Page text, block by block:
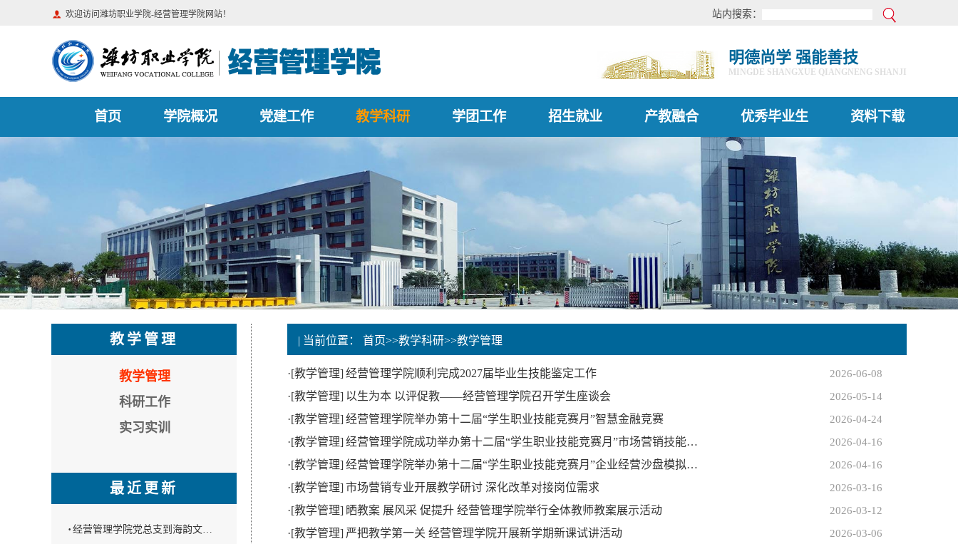
站内搜索：
欢迎访问潍坊职业学院-经营管理学院网站！
明德尚学 强能善技
MINGDE SHANGXUE QIANGNENG SHANJI
首页 学院概况 党建工作 教学科研 学团工作 招生就业 产教融合 优秀毕业生 资料下载
教学管理
教学管理
科研工作
实习实训
最近更新
· 经营管理学院党总支到海韵文…
| 当前位置： 首页>>教学科研>>教学管理
·[教学管理]经营管理学院顺利完成2027届毕业生技能鉴定工作 2026-06-08
·[教学管理] 以生为本 以评促教——经营管理学院召开学生座谈会 2026-05-14
·[教学管理]经营管理学院举办第十二届“学生职业技能竞赛月”智慧金融竞赛 2026-04-24
·[教学管理]经营管理学院成功举办第十二届“学生职业技能竞赛月”市场营销技能… 2026-04-16
·[教学管理]经营管理学院举办第十二届“学生职业技能竞赛月”企业经营沙盘模拟… 2026-04-16
·[教学管理]市场营销专业开展教学研讨 深化改革对接岗位需求 2026-03-16
·[教学管理] 晒教案 展风采 促提升 经营管理学院举行全体教师教案展示活动 2026-03-12
·[教学管理] 严把教学第一关 经营管理学院开展新学期新课试讲活动 2026-03-06